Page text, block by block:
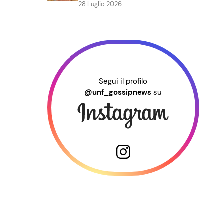
28 Luglio 2026
Segui il profilo
@unf_gossipnews su